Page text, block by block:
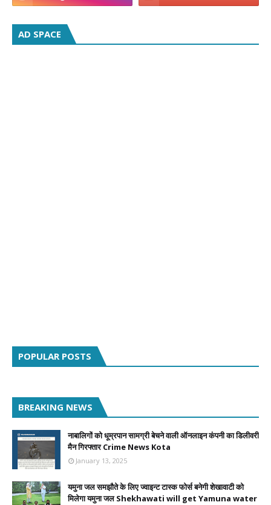
AD SPACE
POPULAR POSTS
BREAKING NEWS
नाबालिगों को धूम्रपान सामग्री बेचने वाली ऑनलाइन कंपनी का डिलीवरी
मैन गिरफ्तार Crime News Kota
January 13, 2025
यमुना जल समझौते के लिए ज्वाइन्ट टास्क फोर्स बनेगी शेखावाटी को
मिलेगा यमुना जल Shekhawati will get Yamuna water